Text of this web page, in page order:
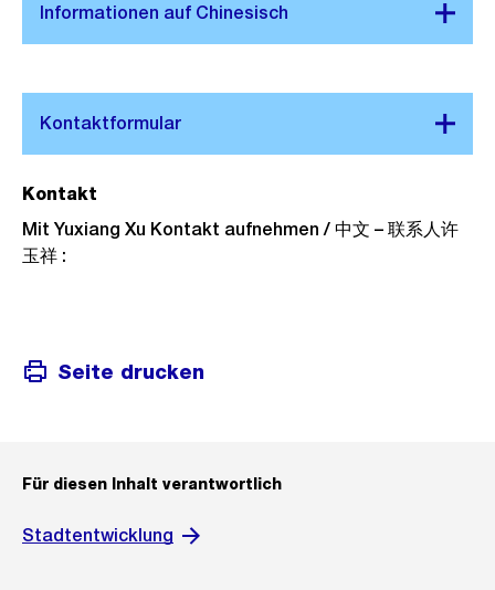
Kontakt
Mit Yuxiang Xu Kontakt aufnehmen / 中文 – 联系人许
玉祥 :
Seite drucken
Für diesen Inhalt verantwortlich
Stadtentwicklung